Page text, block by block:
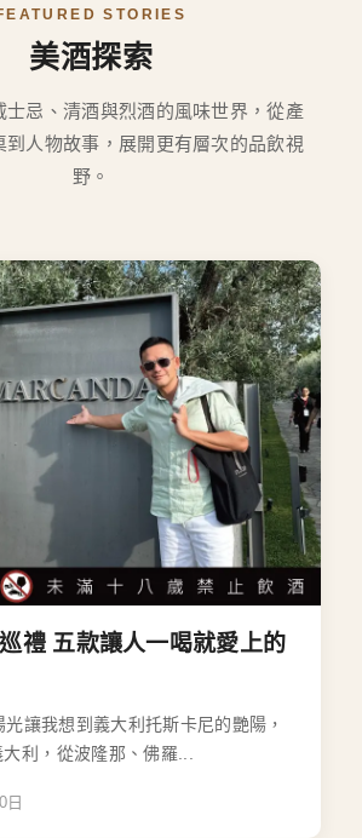
STORIES
美酒探索
士忌、清酒與烈酒的風味世界，從產
到人物故事，展開更有層次的品飲視
野。
禮 五款讓人一喝就愛上的
讓我想到義大利托斯卡尼的艷陽，
利，從波隆那、佛羅...
日